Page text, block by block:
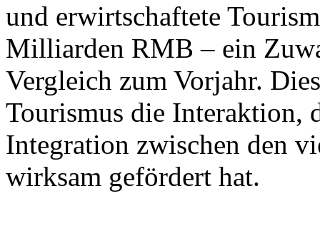
und erwirtschaftete
Milliarden RMB – ein
Vergleich zum Vorjahr.
Tourismus die Interaktion,
Integration zwischen den
wirksam gefördert hat.